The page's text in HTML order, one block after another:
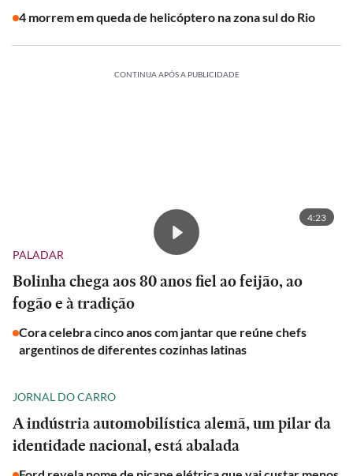
4 morrem em queda de helicóptero na zona sul do Rio
CONTINUA APÓS A PUBLICIDADE
4:23
PALADAR
Bolinha chega aos 80 anos fiel ao feijão, ao
fogão e à tradição
Cora celebra cinco anos com jantar que reúne chefs
argentinos de diferentes cozinhas latinas
JORNAL DO CARRO
A indústria automobilística alemã, um pilar da
identidade nacional, está abalada